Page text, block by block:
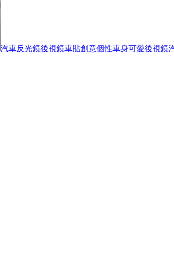
汽車反光鏡後視鏡車貼創意個性車身可愛後視鏡